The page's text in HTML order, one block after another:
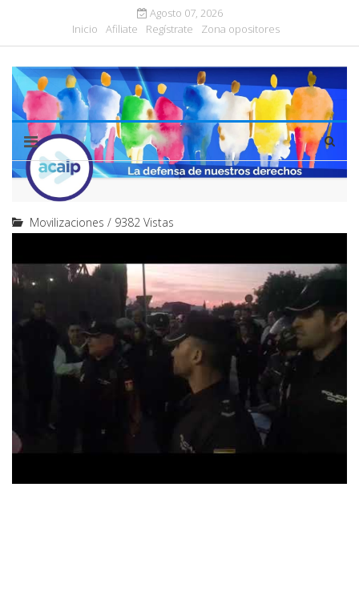
Agosto 07, 2026
Inicio
Afiliate Regístrate Zona opositores
Movilizaciones / 9382 Vistas